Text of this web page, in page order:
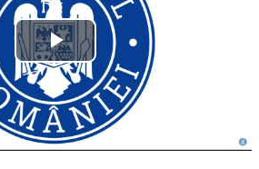
Play
Video